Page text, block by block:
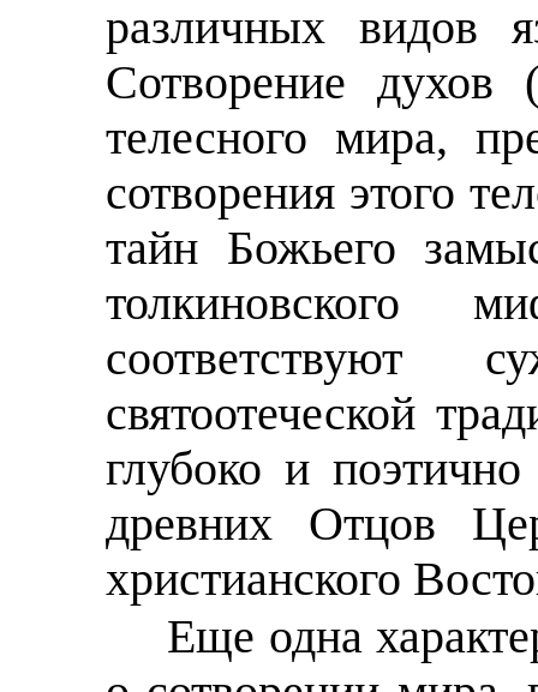
различных видов
Сотворение духов
телесного мира,
сотворения этого
тайн Божьего
толкиновского
соответствуют
святоотеческой
глубоко и
древних Отцов
христианского
Еще одна